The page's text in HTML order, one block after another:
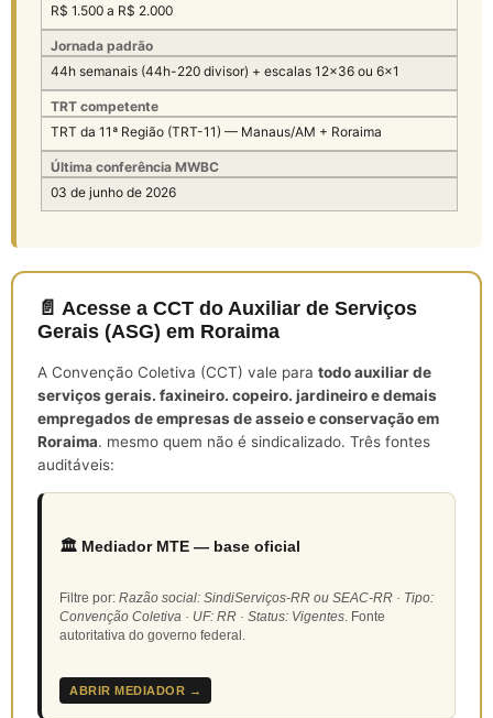
R$ 1.500 a R$ 2.000
Jornada padrão
44h semanais (44h-220 divisor) + escalas 12×36 ou 6×1
TRT competente
TRT da 11ª Região (TRT-11) — Manaus/AM + Roraima
Última conferência MWBC
03 de junho de 2026
📄 Acesse a CCT do Auxiliar de Serviços
Gerais (ASG) em Roraima
A Convenção Coletiva (CCT) vale para todo auxiliar de
serviços gerais. faxineiro. copeiro. jardineiro e demais
empregados de empresas de asseio e conservação em
Roraima. mesmo quem não é sindicalizado. Três fontes
auditáveis:
🏛️ Mediador MTE — base oficial
Filtre por: Razão social: SindiServiços-RR ou SEAC-RR · Tipo:
Convenção Coletiva · UF: RR · Status: Vigentes. Fonte
autoritativa do governo federal.
ABRIR MEDIADOR →